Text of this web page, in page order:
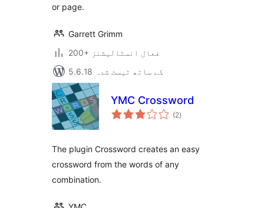
or page.
Garrett Grimm
200+ فعال انسٹالیشنز
5.6.18 کے ساتھ ٹیسٹ شدہ
YMC Crossword
(2مجموعی
درجہ
)
The plugin Crossword creates an easy
crossword from the words of any
combination.